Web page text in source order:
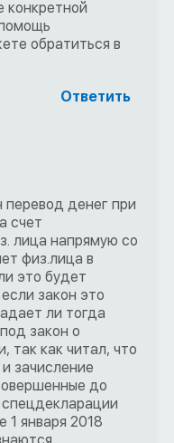
конкретной
обратиться в
Ответить
денег при
счет
лица напрямую со
физ.лица в
это будет
закон это
ли тогда
закон о
так как читал, что
зачисление
до
1 января 2018